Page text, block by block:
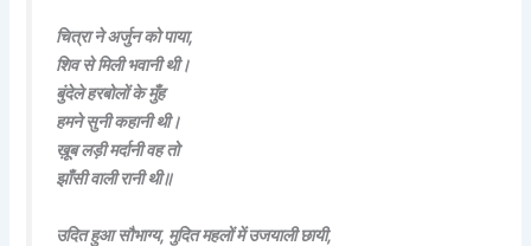
चित्रा ने अर्जुन को पाया,
शिव से मिली भवानी थी।
बुंदेले हरबोलों के मुँह
हमने सुनी कहानी थी।
ख़ूब लड़ी मर्दानी वह तो
झाँसी वाली रानी थी॥
उदित हुआ सौभाग्य, मुदित महलों में उजयाली छायी,